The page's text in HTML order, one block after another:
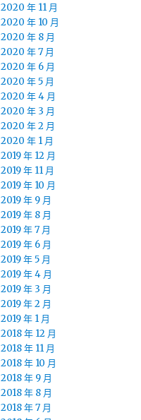
2020 年 11 月
2020 年 10 月
2020 年 8 月
2020 年 7 月
2020 年 6 月
2020 年 5 月
2020 年 4 月
2020 年 3 月
2020 年 2 月
2020 年 1 月
2019 年 12 月
2019 年 11 月
2019 年 10 月
2019 年 9 月
2019 年 8 月
2019 年 7 月
2019 年 6 月
2019 年 5 月
2019 年 4 月
2019 年 3 月
2019 年 2 月
2019 年 1 月
2018 年 12 月
2018 年 11 月
2018 年 10 月
2018 年 9 月
2018 年 8 月
2018 年 7 月